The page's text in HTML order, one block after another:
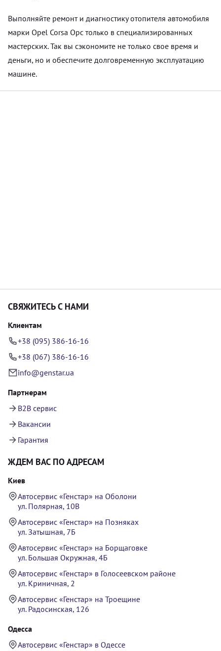
Выполняйте ремонт и диагностику отопителя автомобиля
марки Opel Corsa Opc только в специализированных
мастерских. Так вы сэкономите не только свое время и
деньги, но и обеспечите долговременную эксплуатацию
машине.
СВЯЖИТЕСЬ С НАМИ
Клиентам
+38 (095) 386-16-16
+38 (067) 386-16-16
info@genstar.ua
Партнерам
B2B сервис
Вакансии
Гарантия
ЖДЕМ ВАС ПО АДРЕСАМ
Киев
Автосервис «Генстар» на Оболони
ул. Полярная, 10В
Автосервис «Генстар» на Позняках
ул. Затышная, 7Б
Автосервис «Генстар» на Борщаговке
ул. Большая Окружная, 4Б
Автосервис «Генстар» в Голосеевском районе
ул. Криничная, 2
Автосервис «Генстар» на Троещине
ул. Радосинская, 126
Одесса
Автосервис «Генстар» в Одессе